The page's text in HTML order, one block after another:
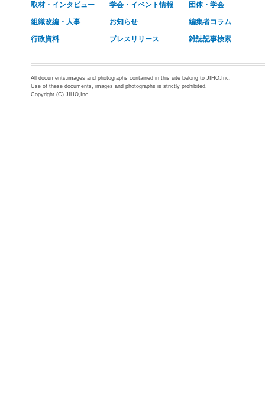
取材・インタビュー 学会・イベント情報 団体・学会
組織改編・人事 お知らせ 編集者コラム
行政資料 プレスリリース 雑誌記事検索
All documents,images and photographs contained in this site belong to JIHO,Inc.
Use of these documents, images and photographs is strictly prohibited.
Copyright (C) JIHO,Inc.